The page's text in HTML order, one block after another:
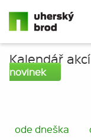
Kalendář akcí
novinek
ode dneška